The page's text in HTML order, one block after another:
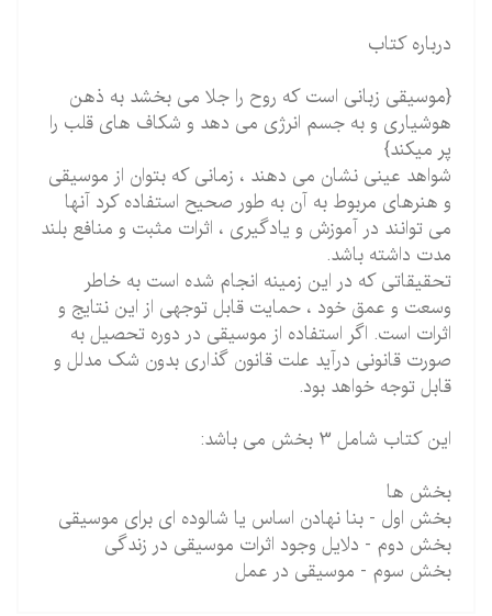
درباره کتاب
{موسیقی زبانی است که روح را جلا می بخشد به ذهن
هوشیاری و به جسم انرژی می دهد و شکاف های قلب را
پر میکند}
شواهد عینی نشان می دهند ، زمانی که بتوان از موسیقی
و هنرهای مربوط به آن به طور صحیح استفاده کرد آنها
می توانند در آموزش و یادگیری ، اثرات مثبت و منافع بلند
مدت داشته باشد.
تحقیقاتی که در این زمینه انجام شده است به خاطر
وسعت و عمق خود ، حمایت قابل توجهی از این نتایج و
اثرات است. اگر استفاده از موسیقی در دوره تحصیل به
صورت قانونی درآید علت قانون گذاری بدون شک مدلل و
قابل توجه خواهد بود.
این کتاب شامل 3 بخش می باشد:
بخش ها
بخش اول - بنا نهادن اساس یا شالوده ای برای موسیقی
بخش دوم - دلایل وجود اثرات موسیقی در زندگی
بخش سوم - موسیقی در عمل